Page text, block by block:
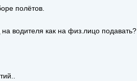
полётов.
водителя как на физ.лицо подавать?